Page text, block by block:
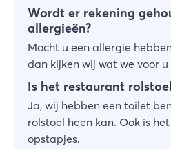
Wordt er rekening
allergieën?
Mocht u een allergie
dan kijken wij wat we voor
Is het restaurant
Ja, wij hebben een toilet
rolstoel heen kan. Ook is
opstapjes.